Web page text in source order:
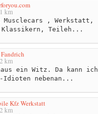
km
Musclecars , Werkstatt,
Klassikern, Teileh...
km
ein Witz. Da kann ich
Idioten nebenan...
Kfz Werkstatt
km